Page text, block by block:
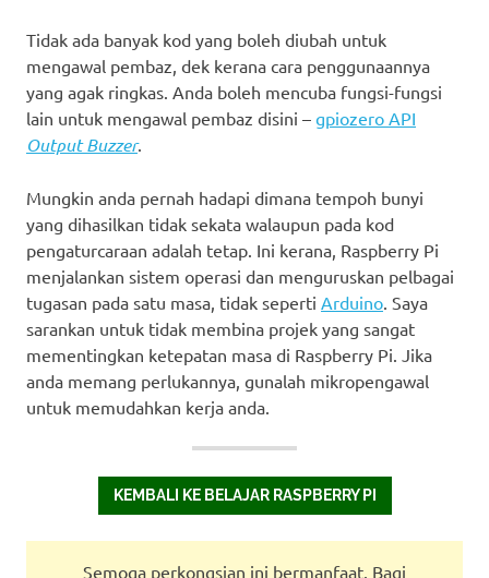
elif sw3.is_pressed == True: # Jika sw3
print("Butang sw3 ditekan.") # Paparkan
            led1.off() # led1 padam
buzzer.beep(0.2, 0.2, 3) # Bunyi bip 3
            sleep(1) # Tunggu 1 saat
    led8.off() # led8 padam
    buzzer.off() # Pembaz senyap
Tidak ada banyak kod yang boleh diubah untuk
mengawal pembaz, dek kerana cara penggunaannya
yang agak ringkas. Anda boleh mencuba fungsi-fungsi
lain untuk mengawal pembaz disini – gpiozero API
Output Buzzer.
Mungkin anda pernah hadapi dimana tempoh bunyi
yang dihasilkan tidak sekata walaupun pada kod
pengaturcaraan adalah tetap. Ini kerana, Raspberry Pi
menjalankan sistem operasi dan menguruskan pelbagai
tugasan pada satu masa, tidak seperti Arduino. Saya
sarankan untuk tidak membina projek yang sangat
mementingkan ketepatan masa di Raspberry Pi. Jika
anda memang perlukannya, gunalah mikropengawal
untuk memudahkan kerja anda.
KEMBALI KE BELAJAR RASPBERRY PI
Semoga perkongsian ini bermanfaat. Bagi